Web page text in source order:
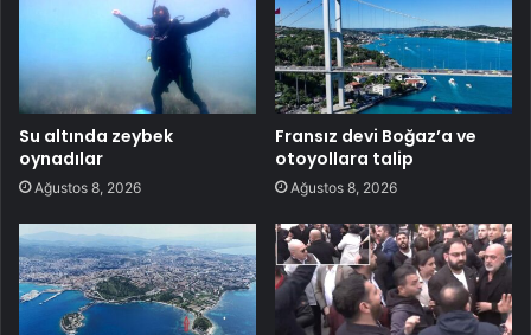
Su altında zeybek
oynadılar
Ağustos 8, 2026
Fransız devi Boğaz’a ve
otoyollara talip
Ağustos 8, 2026